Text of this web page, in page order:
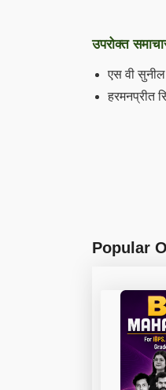
उपरोक्त
एस वी
हरमनप्रीत
Popular